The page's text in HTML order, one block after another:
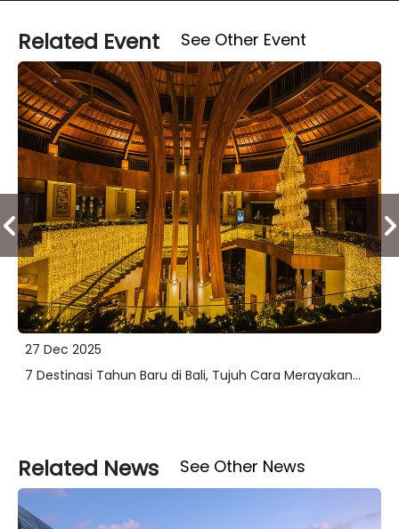
Related Event See Other Event
27 Dec 2025
7 Destinasi Tahun Baru di Bali, Tujuh Cara Merayakan...
Related News See Other News